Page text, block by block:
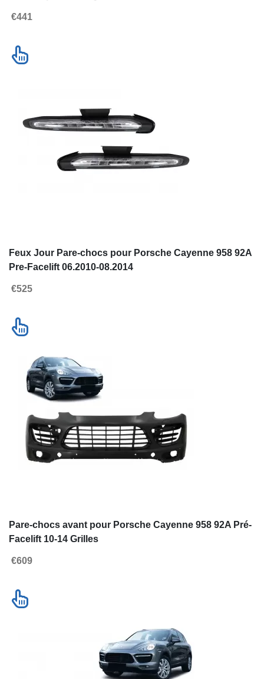
Voir la liste complète des produits
Accéder a la version desktop